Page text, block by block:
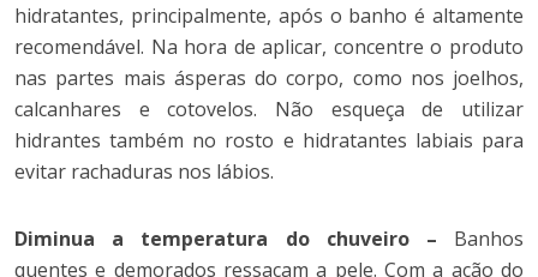
hidratantes, principalmente, após o banho é altamente
recomendável. Na hora de aplicar, concentre o produto
nas partes mais ásperas do corpo, como nos joelhos,
calcanhares e cotovelos. Não esqueça de utilizar
hidrantes também no rosto e hidratantes labiais para
evitar rachaduras nos lábios.
Diminua a temperatura do chuveiro – Banhos
quentes e demorados ressacam a pele. Com a ação do